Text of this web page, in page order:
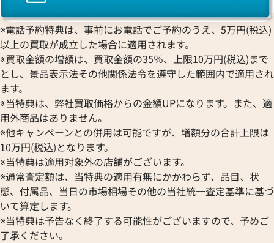
参考買取価格
21,000円
2026年6月17日時点
9,000円
2026年3月17日時
ディオール リング
※電話予約特典は、事前にお電話でご予約のうえ、5万円(税込)
以上の買取が成立した場合に適用されます。
※買取金額の増額は、買取金額の35％、上限10万円(税込)まで
とし、景品表示法その他関係法令を遵守した範囲内で適用され
ます。
※当特典は、弊社買取価格からの金額UPになります。また、適
用外商品はありません。
※他キャンペーンとの併用は可能ですが、増額分の合計上限は
10万円(税込)となります。
※当特典は適用対象外の店舗がございます。
※通常査定額は、当特典の適用有無にかかわらず、品目、状
態、付属品、当日の市場相場その他の当社統一査定基準に基づ
いて算定します。
※当特典は予告なく終了する可能性がございますので、予めご
了承ください。